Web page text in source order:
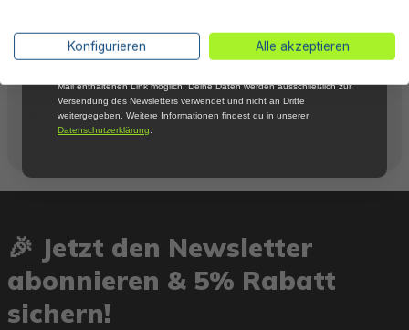
Warnhinweise
Herstellerinformation
🎉 Jetzt den Newsletter
abonnieren & 5% Rabatt
sichern!
Konfigurieren Alle akzeptieren
*Mit der Anmeldung zum Newsletter stimmst du zu, regelmäßig per E-
Mail über aktuelle Angebote, Aktionen und Produktneuheiten
Mail enthaltenen Link möglich. Deine Daten werden ausschließlich zur
Versendung des Newsletters verwendet und nicht an Dritte
weitergegeben. Weitere Informationen findest du in unserer
Datenschutzerklärung